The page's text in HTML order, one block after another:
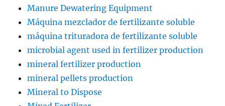
Manure Dewatering Equipment
Máquina mezclador de fertilizante soluble
máquina trituradora de fertilizante soluble
microbial agent used in fertilizer production
mineral fertilizer production
mineral pellets production
Mineral to Dispose